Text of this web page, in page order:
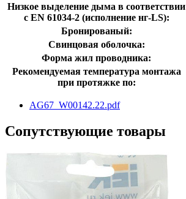
Низкое выделение дыма в соответствии
с EN 61034-2 (исполнение нг-LS):
Бронированый:
Свинцовая оболочка:
Форма жил проводника:
Рекомендуемая температура монтажа
при протяжке по:
AG67_W00142.22.pdf
Сопутствующие товары